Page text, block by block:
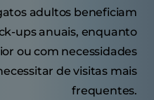
adultos beneficiam
ups anuais, enquanto
ou com necessidades
de visitas mais
frequentes.